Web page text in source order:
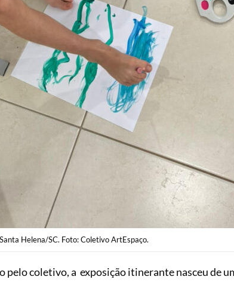
Helena/SC. Foto: Coletivo ArtEspaço.
pelo coletivo, a exposição itinerante nasceu de